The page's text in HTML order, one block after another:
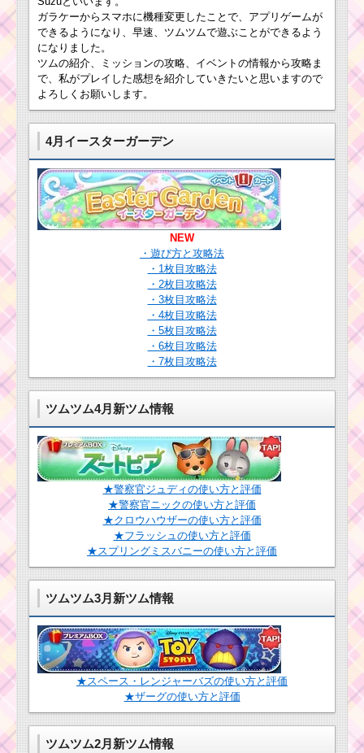
なぞって38チェーンす
るミッションを攻略す
耳が丸いツムを合計
500個消すミッション
なぞって40チェーン・
42チェーンするミッシ
ョンを攻略するツム
黄色のツムで165コン
ボするミッションを攻
略するツム
耳が丸いツムでマジカ
ルボムを60個消すミッ
1プレイでほっぺが赤い
ツムを110個消すミッ
ションを攻略するツム
ストームトルーパーミ
ッションの効率的な倒
ツムツム6月第15
弾ピックアップ
ガチャ！モカ・
プリン・野獣な
白い手のツムでツム
を510個消すミッショ
ンを攻略するツム
目・17枚目の追加決
定！
ツムツムの白色のツ
ムでスコアボム2個を消
すミッションを攻略に
は
ツムツムの9月 アラジ
ンと魔法のランプイベ
ントの報酬は何？ジャ
ファーのダメージは？
7弾ピックアップ
ガチャにジミニー･ピー
トが登場！
ツムツム確率アップ
10月！セレクトツムは
マレフィセント・ラン
ドール・ロッツォ
ル・ポット夫人で高得
点を取るには？
ミッキー＆フレ
ンズシリーズシ
リーズを100個消すミ
ッションを攻略するツ
ガラケーからスマホに機種変更したことで、アプリゲームが
できるようになり、早速、ツムツムで遊ぶことができるよう
になりました。
ツムの紹介、ミッションの攻略、イベントの情報から攻略ま
で、私がプレイした感想を紹介していきたいと思いますので
よろしくお願いします。
4月イースターガーデン
NEW
・遊び方と攻略法
・1枚目攻略法
・2枚目攻略法
・3枚目攻略法
・4枚目攻略法
・5枚目攻略法
・6枚目攻略法
・7枚目攻略法
ツムツム4月新ツム情報
★警察官ジュディの使い方と評価
★警察官ニックの使い方と評価
★クロウハウザーの使い方と評価
★フラッシュの使い方と評価
★スプリングミスバニーの使い方と評価
ツムツム3月新ツム情報
★スペース・レンジャーバズの使い方と評価
★ザーグの使い方と評価
ツムツム2月新ツム情報